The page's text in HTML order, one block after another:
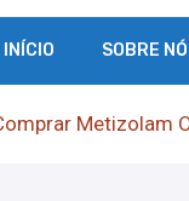
INÍCIO SOBRE
Metizolam